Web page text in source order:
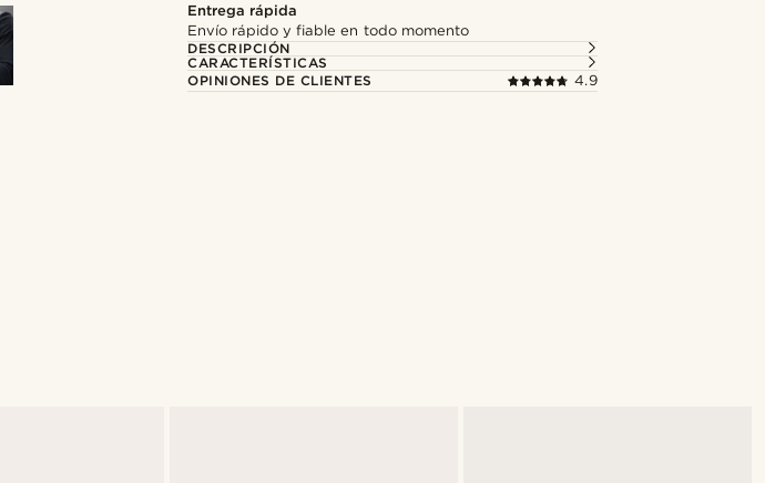
Entrega rápida
Envío rápido y fiable en todo momento
DESCRIPCIÓN
CARACTERÍSTICAS
OPINIONES DE CLIENTES
4.9